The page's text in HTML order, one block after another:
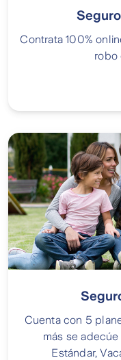
Contrata 100%
robo
Cuenta con 5
más se
Estándar,